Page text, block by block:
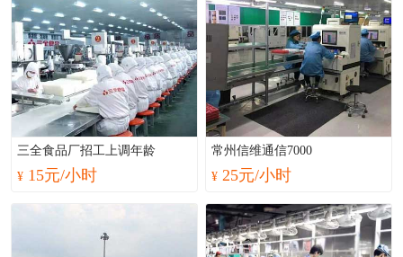
三全食品厂招工上调年龄
¥ 15元/小时
常州信维通信7000
¥ 25元/小时